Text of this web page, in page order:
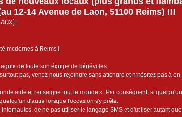
12-14 Avenue de Laon, 51100 Reims) !!!
)
modernes à Reims !
de toute son équipe de bénévoles.
pas, venez nous rejoindre sans attendre et n’hésitez pas à
aide et renseigne tout le monde ». Par conséquent, si
d'autre lorsque l'occasion s'y prête.
de ne pas utiliser le langage SMS et d'utiliser autant